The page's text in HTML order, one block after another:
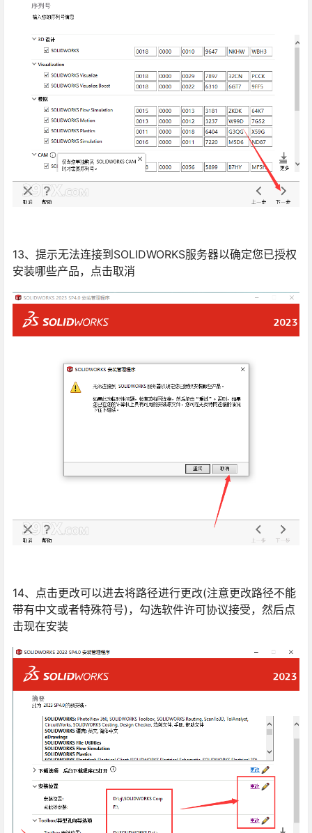
13、提示无法连接到SOLIDWORKS服务器以确定您已授权
安装哪些产品，点击取消
14、点击更改可以进去将路径进行更改(注意更改路径不能
带有中文或者特殊符号)，勾选软件许可协议接受，然后点
击现在安装